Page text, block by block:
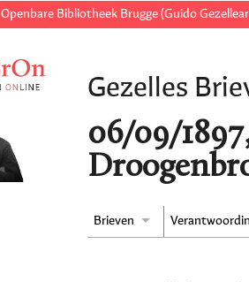
Openbare Bibliotheek Brugge (Guido
Gezelles
06/09/
Brieven